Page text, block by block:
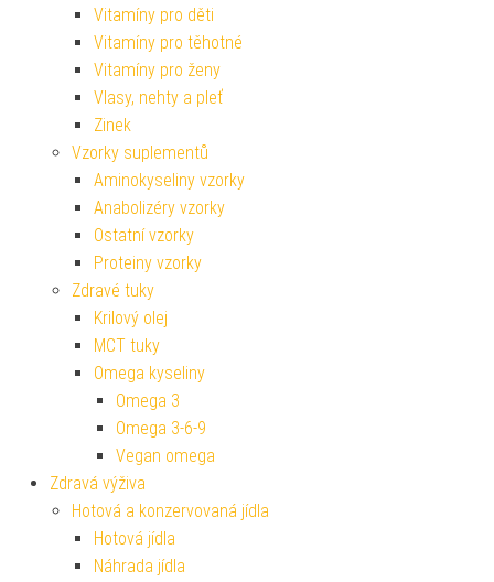
Vitamíny pro děti
Vitamíny pro těhotné
Vitamíny pro ženy
Vlasy, nehty a pleť
Zinek
Vzorky suplementů
Aminokyseliny vzorky
Anabolizéry vzorky
Ostatní vzorky
Proteiny vzorky
Zdravé tuky
Krilový olej
MCT tuky
Omega kyseliny
Omega 3
Omega 3-6-9
Vegan omega
Zdravá výživa
Hotová a konzervovaná jídla
Hotová jídla
Náhrada jídla